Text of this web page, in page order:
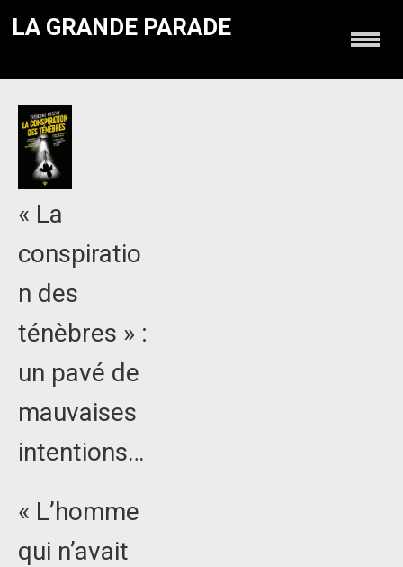
LA GRANDE PARADE
« La
conspiratio
n des
ténèbres » :
un pavé de
mauvaises
intentions…
« L’homme
qui n’avait